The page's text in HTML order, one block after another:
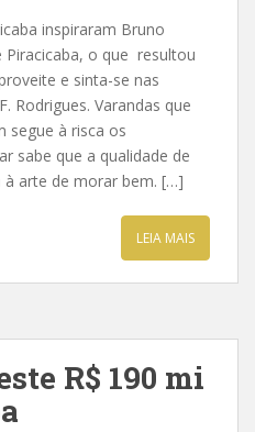
inspiraram Bruno
Piracicaba, o que resultou
e sinta-se nas
Rodrigues. Varandas que
segue à risca os
sabe que a qualidade de
arte de morar bem. […]
LEIA MAIS
R$ 190 mi